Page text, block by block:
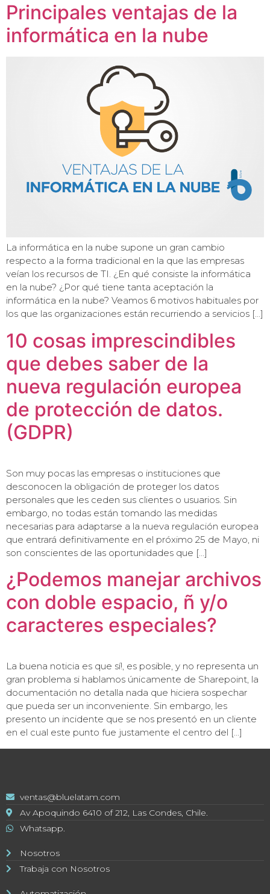
Principales ventajas de la
informática en la nube
La informática en la nube supone un gran cambio
respecto a la forma tradicional en la que las empresas
veían los recursos de TI. ¿En qué consiste la informática
en la nube? ¿Por qué tiene tanta aceptación la
informática en la nube? Veamos 6 motivos habituales por
los que las organizaciones están recurriendo a servicios […]
10 cosas imprescindibles
que debes saber de la
nueva regulación europea
de protección de datos.
(GDPR)
Son muy pocas las empresas o instituciones que
desconocen la obligación de proteger los datos
personales que les ceden sus clientes o usuarios. Sin
embargo, no todas están tomando las medidas
necesarias para adaptarse a la nueva regulación europea
que entrará definitivamente en el próximo 25 de Mayo, ni
son conscientes de las oportunidades que […]
¿Podemos manejar archivos
con doble espacio, ñ y/o
caracteres especiales?
La buena noticia es que sí!, es posible, y no representa un
gran problema si hablamos únicamente de Sharepoint, la
documentación no detalla nada que hiciera sospechar
que pueda ser un inconveniente. Sin embargo, les
presento un incidente que se nos presentó en un cliente
en el cual este punto fue justamente el centro del […]
ventas@bluelatam.com
Av Apoquindo 6410 of 212, Las Condes, Chile.
Whatsapp.
Nosotros
Trabaja con Nosotros